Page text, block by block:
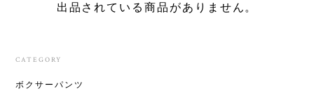
出品されている商品がありません。
CATEGORY
ボクサーパンツ